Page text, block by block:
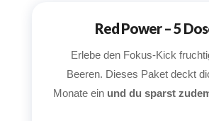
Red Power – 5
Erlebe den Fokus-Kick
Beeren. Dieses Paket deckt
Monate ein und du sparst